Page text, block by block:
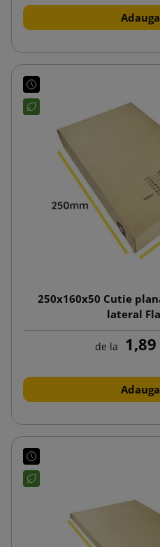
250x160x50 Cutie
lateral
de la